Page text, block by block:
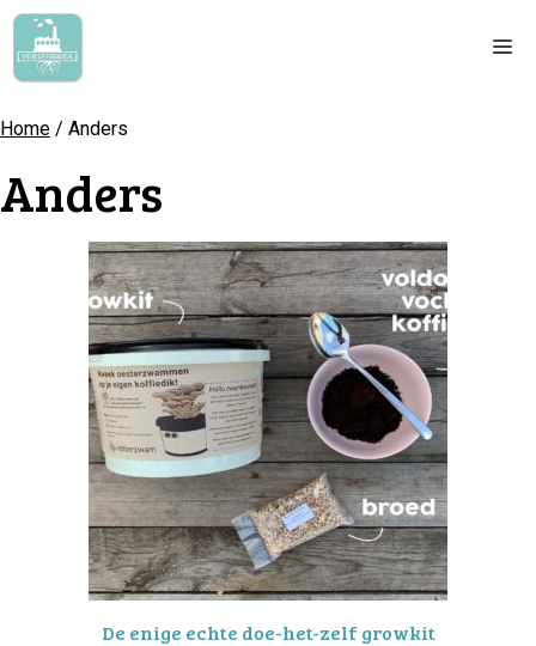
Ga
de
Home / Anders
Anders
De enige echte doe-het-zelf growkit